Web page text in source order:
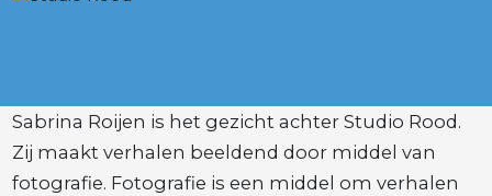
Sabrina Roijen is het gezicht achter Studio Rood.
Zij maakt verhalen beeldend door middel van
fotografie. Fotografie is een middel om verhalen